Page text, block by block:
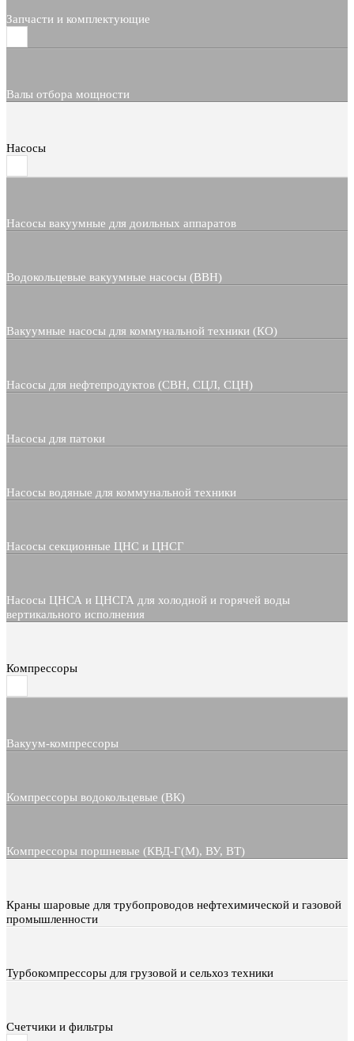
Запчасти и комплектующие
Валы отбора мощности
Насосы
Насосы вакуумные для доильных аппаратов
Водокольцевые вакуумные насосы (ВВН)
Вакуумные насосы для коммунальной техники (КО)
Насосы для нефтепродуктов (СВН, СЦЛ, СЦН)
Насосы для патоки
Насосы водяные для коммунальной техники
Насосы секционные ЦНС и ЦНСГ
Насосы ЦНСА и ЦНСГА для холодной и горячей воды
вертикального исполнения
Компрессоры
Вакуум-компрессоры
Компрессоры водокольцевые (ВК)
Компрессоры поршневые (КВД-Г(М), ВУ, ВТ)
Краны шаровые для трубопроводов нефтехимической и газовой
промышленности
Турбокомпрессоры для грузовой и сельхоз техники
Счетчики и фильтры